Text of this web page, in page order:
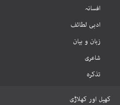
افسانہ
ادبی لطائف
زبان و بیان
شاعری
تذکرہ
کھیل اور کھلاڑی